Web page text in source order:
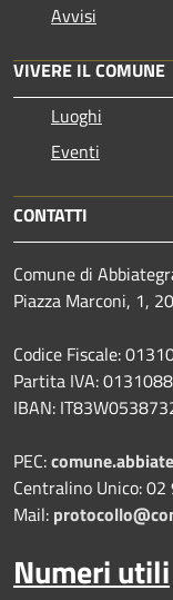
Avvisi
VIVERE IL COMUNE
Luoghi
Eventi
CONTATTI
Comune di
Piazza Marconi, 1,
Codice Fiscale:
Partita IVA:
IBAN:
PEC:
Centralino Unico:
Mail:
Numeri utili